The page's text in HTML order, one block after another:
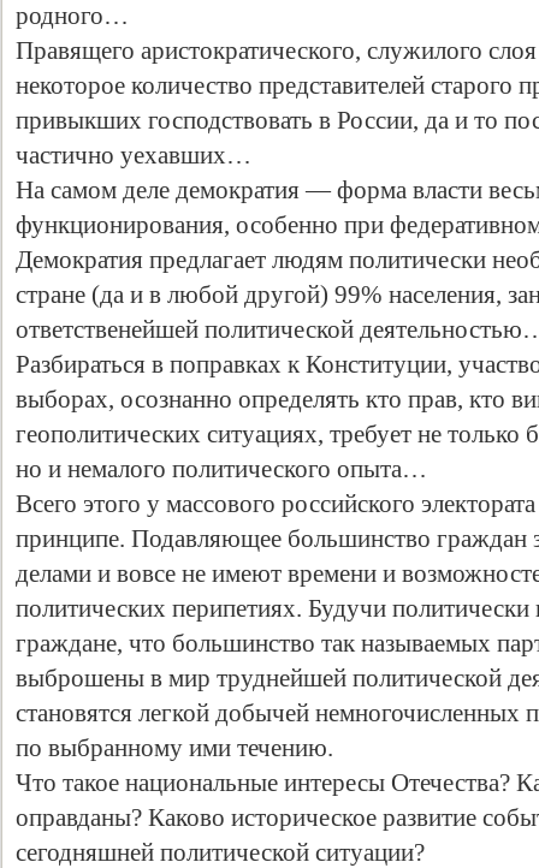
родного…
Правящего аристократического, служилого слоя
некоторое количество представителей старого
привыкших господствовать в России, да и то
частично уехавших…
На самом деле демократия — форма власти
функционирования, особенно при
Демократия предлагает людям политически
стране (да и в любой другой) 99% населения,
ответственейшей политической
Разбираться в поправках к Конституции,
выборах, осознанно определять кто прав, кто
геополитических ситуациях, требует не
но и немалого политического опыта…
Всего этого у массового российского
принципе. Подавляющее большинство граждан
делами и вовсе не имеют времени и
политических перипетиях. Будучи
граждане, что большинство так называемых
выброшены в мир труднейшей политической
становятся легкой добычей немногочисленных
по выбранному ими течению.
Что такое национальные интересы Отечества?
оправданы? Каково историческое развитие
сегодняшней политической ситуации?